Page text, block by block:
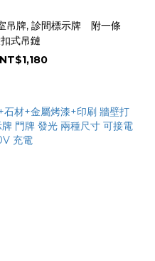
吊牌, 診間標示牌 附一條
式吊鏈